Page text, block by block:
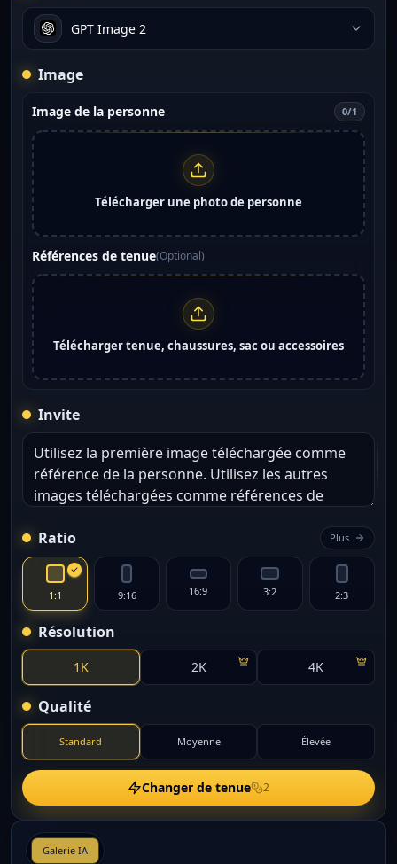
GPT Image 2
Image
Image de la personne 0/1
Télécharger une photo de personne
Références de tenue(Optional)
Télécharger tenue, chaussures, sac ou accessoires
Invite
Ratio Plus
1:1 9:16 16:9 3:2 2:3
Résolution
1K 2K 4K
Qualité
Standard Moyenne Élevée
Changer de tenue 2
Galerie IA